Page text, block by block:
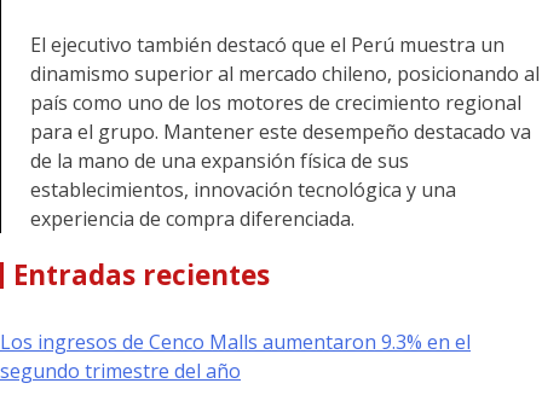
El ejecutivo también destacó que el Perú muestra un
dinamismo superior al mercado chileno, posicionando al
país como uno de los motores de crecimiento regional
para el grupo. Mantener este desempeño destacado va
de la mano de una expansión física de sus
establecimientos, innovación tecnológica y una
experiencia de compra diferenciada.
Entradas recientes
Los ingresos de Cenco Malls aumentaron 9.3% en el
segundo trimestre del año